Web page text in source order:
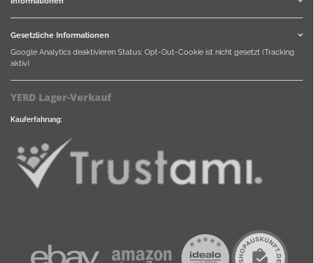
Gesetzliche Informationen
Google Analytics deaktivieren Status: Opt-Out-Cookie ist nicht gesetzt (Tracking
aktiv)
YERD Lager-Verkauf
Kauferfahrung: